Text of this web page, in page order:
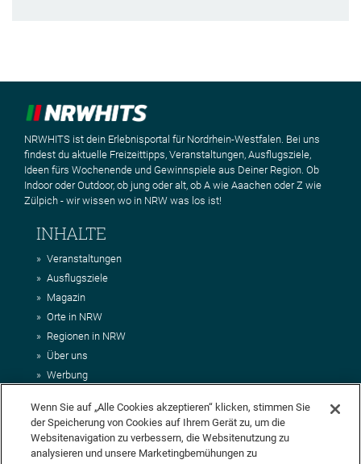
NRWHITS ist dein Erlebnisportal für Nordrhein-Westfalen. Bei uns
findest du aktuelle Freizeittipps, Veranstaltungen, Ausflugsziele,
Ideen fürs Wochenende und Gewinnspiele aus Deiner Region. Ob
Indoor oder Outdoor, ob jung oder alt, ob A wie Aaachen oder Z wie
Zülpich - wir wissen wo in NRW was los ist!
INHALTE
Veranstaltungen
Ausflugsziele
Magazin
Orte in NRW
Regionen in NRW
Über uns
Werbung
Impressum
AGB
Datenschutz
Wenn Sie auf „Alle Cookies akzeptieren“ klicken, stimmen Sie
der Speicherung von Cookies auf Ihrem Gerät zu, um die
Websitenavigation zu verbessern, die Websitenutzung zu
analysieren und unsere Marketingbemühungen zu